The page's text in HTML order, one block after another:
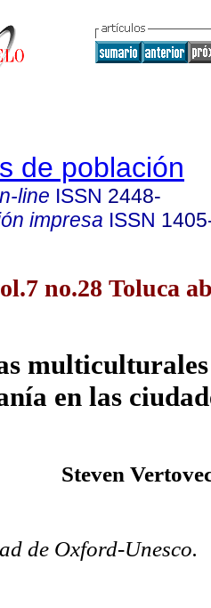
de población
line ISSN 2448-
impresa ISSN
no.28 Toluca
multiculturales
en las
Steven
de Oxford-Unesco.